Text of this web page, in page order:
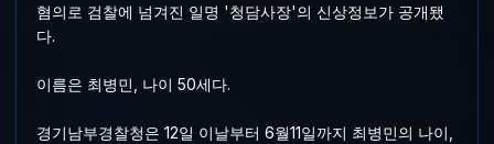
혐의로 검찰에 넘겨진 일명 '청담사장'의 신상정보가 공개됐
다.
이름은 최병민, 나이 50세다.
경기남부경찰청은 12일 이날부터 6월11일까지 최병민의 나이,